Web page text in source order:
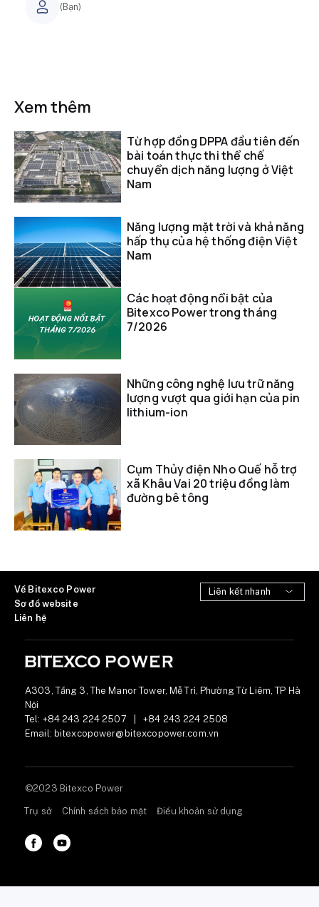
(Bạn)
Xem thêm
Từ hợp đồng DPPA đầu tiên đến
bài toán thực thi thể chế
chuyển dịch năng lượng ở Việt
Nam
Năng lượng mặt trời và khả năng
hấp thụ của hệ thống điện Việt
Nam
Các hoạt động nổi bật của
Bitexco Power trong tháng
7/2026
Những công nghệ lưu trữ năng
lượng vượt qua giới hạn của pin
lithium-ion
Cụm Thủy điện Nho Quế hỗ trợ
xã Khâu Vai 20 triệu đồng làm
đường bê tông
Về Bitexco Power
Sơ đồ website
Liên hệ
A303, Tầng 3, The Manor Tower, Mễ Trì, Phường Từ Liêm, TP Hà
Nội
Tel: +84 243 224 2507
+84 243 224 2508
Email: bitexcopower@bitexcopower.com.vn
©2023 Bitexco Power
Trụ sở Chính sách bảo mật Điều khoản sử dụng